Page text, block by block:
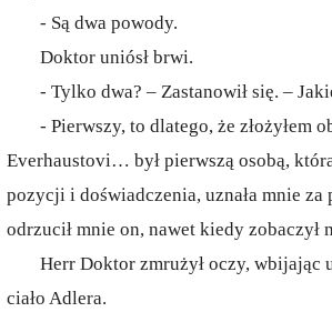
- Są dwa powody.
Doktor uniósł brwi.
- Tylko dwa? – Zastanowił się. –
- Pierwszy, to dlatego, że złożyłem
Everhaustovi… był pierwszą osobą,
pozycji i doświadczenia, uznała mnie
odrzucił mnie on, nawet kiedy zobaczył
Herr Doktor zmrużył oczy, wbijając
ciało Adlera.